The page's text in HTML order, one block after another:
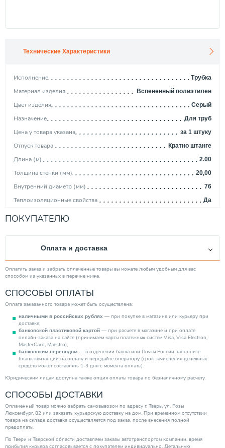
Технические Характеристики
Исполнение Трубка
Материал изделия Вспененный полиэтилен
Цвет изделия Серый
Назначение Для труб
Цена у товара указана за 1 штуку
Отпуск товара Кратно штанге
Длина (м) 2.00
Толщина стенки (мм) 20,00
Внутренний диаметр (мм) 76
Теплоизоляционные свойства Да
Шумопоглащающие свойства
Категория Теплоизоляция (Теплотрассы)
ПОКУПАТЕЛЮ
Оплата и доставка
Оплатить заказ и забрать оплаченные товары вы можете любым удобным для вас
способом из указанных в перечне ниже.
СПОСОБЫ ОПЛАТЫ
Оплата заказанного товара может быть осуществлена:
наличными в российских рублях — при покупке в магазине или курьеру при
доставке;
банковской пластиковой картой — при расчете в магазине и при оплате
онлайн-заказа на сайте (принимаем карты платежных систем Visa, Visa Electron,
MasterCard, Maestro);
банковским переводом — в отделении банка или Почты России заполните
бланк квитанции на оплату и передайте оператору (срок зачисления денежных
средств может составлять 1-3 дня с момента оплаты).
Юридическим лицам доступна также опция оплаты товара по безналичному расчету.
СПОСОБЫ ДОСТАВКИ
Оплаченный товар можно забрать самовывозом по адресу г. Тверь, ул. Розы
Люксембург, 82 или заказать курьерскую доставку на дом. При временном отсутствии
товара на складе доставка осуществляется под заказ, после внесения полной
предоплаты.
По Твери и Тверской области доставляем заказы автотранспортом компании, время
прибытия курьера согласовывается с покупателем индивидуально. Детальную